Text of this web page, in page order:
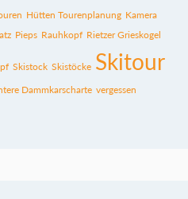
Hütten Tourenplanung Kamera
Pieps Rauhkopf Rietzer Grieskogel
Skistock Skistöcke Skitour
Dammkarscharte vergessen